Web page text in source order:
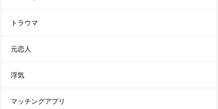
トラウマ
元恋人
浮気
マッチングアプリ